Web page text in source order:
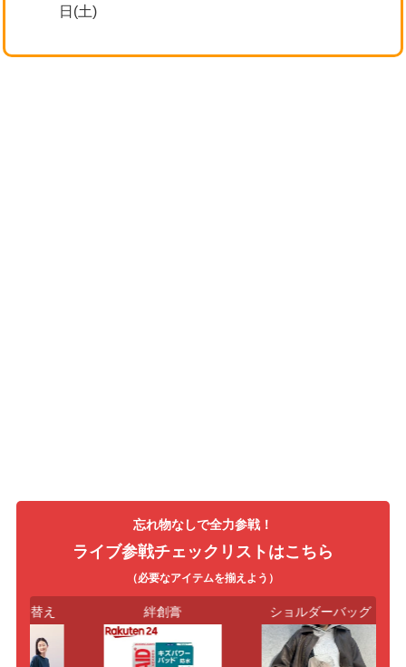
日(土)
忘れ物なしで全力参戦！
ライブ参戦チェックリストはこちら
（必要なアイテムを揃えよう）
着替え 絆創膏 ショルダーバッグ